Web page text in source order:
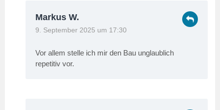
Markus W.
9. September 2025 um 17:30
Vor allem stelle ich mir den Bau unglaublich
repetitiv vor.